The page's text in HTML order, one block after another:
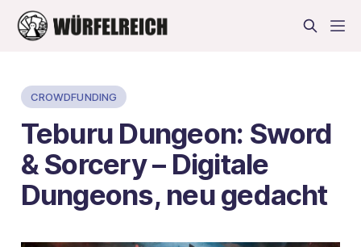
CROWDFUNDING
Teburu Dungeon: Sword
& Sorcery – Digitale
Dungeons, neu gedacht